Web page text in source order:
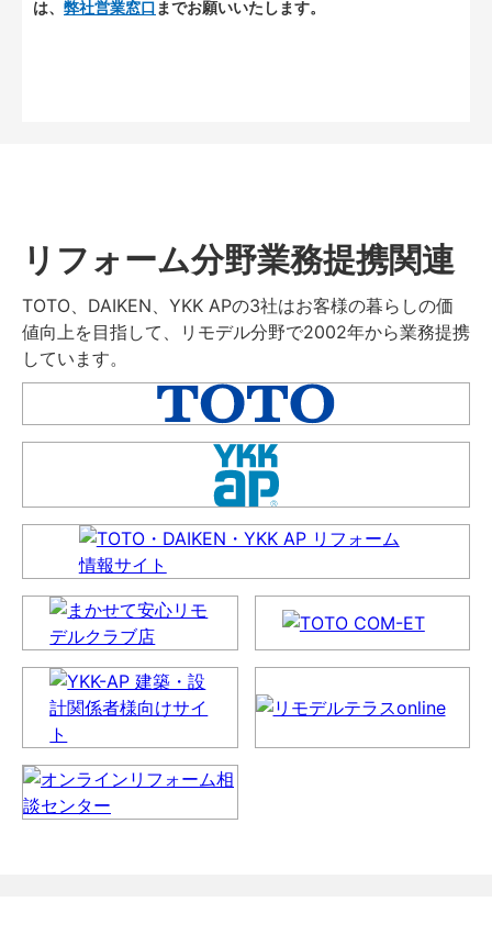
は、 弊社営業窓口 までお願いいたします。
リフォーム分野業務提携関連
TOTO、DAIKEN、YKK APの3社はお客様の暮らしの価
値向上を目指して、リモデル分野で2002年から業務提携
しています。